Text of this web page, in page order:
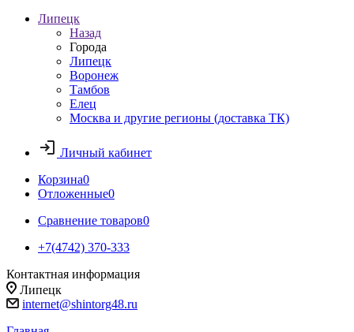
Липецк
Назад
Города
Липецк
Воронеж
Тамбов
Елец
Москва и другие регионы (доставка ТК)
Личный кабинет
Корзина0
Отложенные0
Сравнение товаров0
+7(4742) 370-333
Контактная информация
Липецк
internet@shintorg48.ru